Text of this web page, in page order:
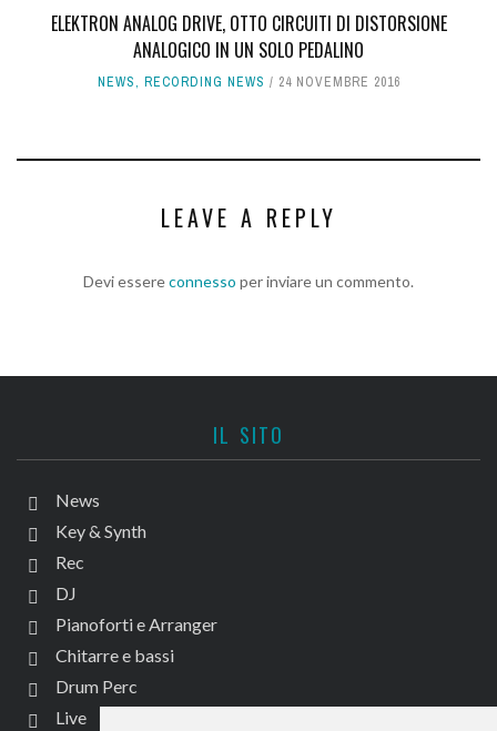
ELEKTRON ANALOG DRIVE, OTTO CIRCUITI DI DISTORSIONE
ANALOGICO IN UN SOLO PEDALINO
NEWS, RECORDING NEWS 24 NOVEMBRE 2016
LEAVE A REPLY
Devi essereconnesso per inviare un commento.
IL SITO
News
Key & Synth
Rec
DJ
Pianoforti e Arranger
Chitarre e bassi
Drum Perc
Live